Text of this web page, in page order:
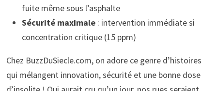
fuite même sous l’asphalte
Sécurité maximale: intervention immédiate si
concentration critique (15 ppm)
Chez BuzzDuSiecle.com, on adore ce genre d’histoires
qui mélangent innovation, sécurité et une bonne dose